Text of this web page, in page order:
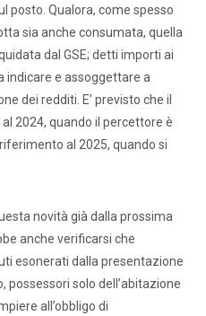
posto. Qualora, come spesso
sia anche consumata, quella
dal GSE; detti importi ai
indicare e assoggettare a
dei redditi. E’ previsto che il
2024, quando il percettore è
al 2025, quando si
novità già dalla prossima
anche verificarsi che
esonerati dalla presentazione
possessori solo dell’abitazione
all’obbligo di